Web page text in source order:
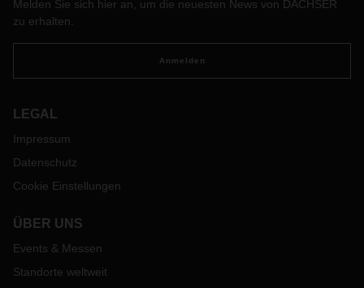
Melden Sie sich hier an, um die neuesten News von DACHSER
zu erhalten.
Anmelden
LEGAL
Impressum
Datenschutz
Cookie Einstellungen
ÜBER UNS
Events & Messen
Standorte weltweit